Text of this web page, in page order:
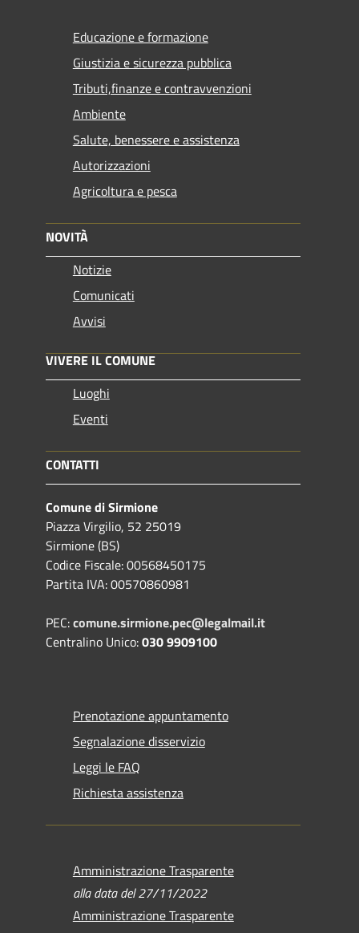
Educazione e formazione
Giustizia e sicurezza pubblica
Tributi,finanze e contravvenzioni
Ambiente
Salute, benessere e assistenza
Autorizzazioni
Agricoltura e pesca
NOVITÀ
Notizie
Comunicati
Avvisi
VIVERE IL COMUNE
Luoghi
Eventi
CONTATTI
Comune di Sirmione
Piazza Virgilio, 52 25019
Sirmione (BS)
Codice Fiscale: 00568450175
Partita IVA: 00570860981
PEC:comune.sirmione.pec@legalmail.it
Centralino Unico:030 9909100
Prenotazione appuntamento
Segnalazione disservizio
Leggi le FAQ
Richiesta assistenza
Amministrazione Trasparente
alla data del 27/11/2022
Amministrazione Trasparente